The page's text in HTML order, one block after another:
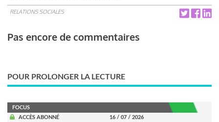
RELATIONS SOCIALES
Pas encore de commentaires
POUR PROLONGER LA LECTURE
FOCUS
ACCÈS ABONNÉ
16 / 07 / 2026